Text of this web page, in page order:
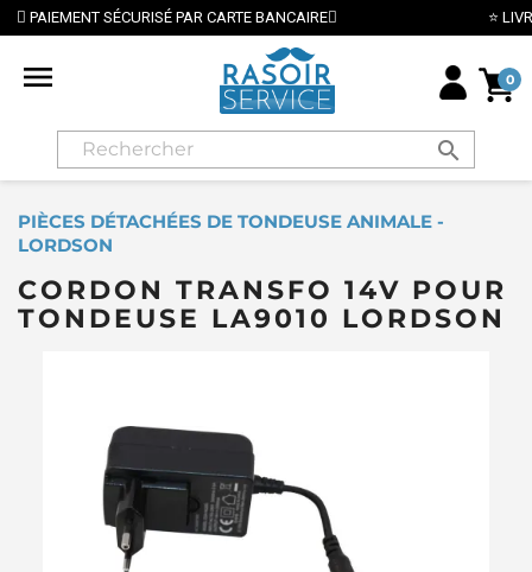
PAR CARTE BANCAIRE ⭐ LIVRAISON GRATUITE
 0
search
PIÈCES DÉTACHÉES DE TONDEUSE ANIMALE -
LORDSON
CORDON TRANSFO 14V POUR
TONDEUSE LA9010 LORDSON